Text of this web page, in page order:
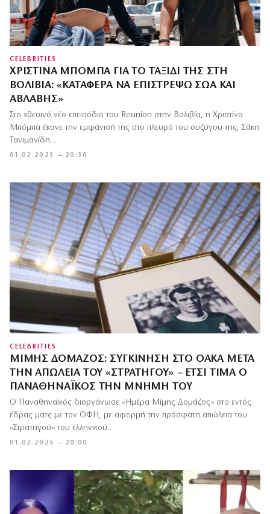
CELEBRITIES
ΧΡΙΣΤΊΝΑ ΜΠΌΜΠΑ ΓΙΑ ΤΟ ΤΑΞΊΔΙ ΤΗΣ ΣΤΗ
ΒΟΛΙΒΊΑ: «ΚΑΤΆΦΕΡΑ ΝΑ ΕΠΙΣΤΡΈΨΩ ΣΏΑ ΚΑΙ
ΑΒΛΑΒΉΣ»
01.02.2025 — 20:30
Στο χθεσινό νέο επεισόδιο του Reunion στην Βολιβία, η Χριστίνα
Μπόμπα έκανε την εμφάνισή της στο πλευρό του συζύγου της, Σάκη
Τανιμανίδη…
CELEBRITIES
ΜΊΜΗΣ ΔΟΜΆΖΟΣ: ΣΥΓΚΊΝΗΣΗ ΣΤΟ ΟΑΚΑ ΜΕΤΆ
ΤΗΝ ΑΠΏΛΕΙΑ ΤΟΥ «ΣΤΡΑΤΗΓΟΎ» – ΈΤΣΙ ΤΙΜΆ Ο
ΠΑΝΑΘΗΝΑΪΚΌΣ ΤΗΝ ΜΝΉΜΗ ΤΟΥ
01.02.2025 — 20:00
Ο Παναθηναϊκός διοργάνωσε «Ημέρα Μίμης Δομάζος» στο εντός
έδρας ματς με τον ΟΦΗ, με αφορμή την πρόσφατη απώλεια του
«Στρατηγού» του ελληνικού…